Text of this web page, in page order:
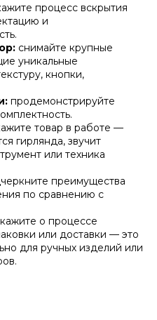
процесс вскрытия
и
снимайте крупные
уникальные
кнопки,
продемонстрируйте
товар в работе —
гирлянда, звучит
или техника
преимущества
по сравнению с
о процессе
или доставки — это
для ручных изделий или